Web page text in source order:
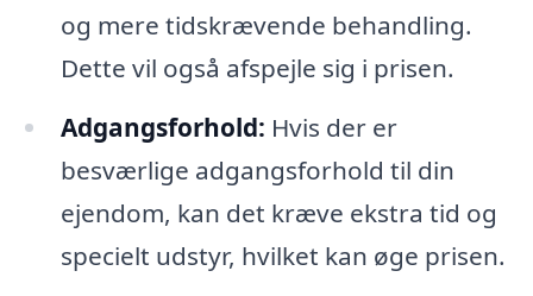
og mere tidskrævende behandling.
Dette vil også afspejle sig i prisen.
Adgangsforhold: Hvis der er
besværlige adgangsforhold til din
ejendom, kan det kræve ekstra tid og
specielt udstyr, hvilket kan øge prisen.